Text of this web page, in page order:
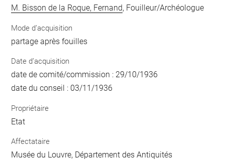
M. Bisson de la Roque, Fernand, Fouilleur/Archéologue
Mode d’acquisition
partage après fouilles
Date d’acquisition
date de comité/commission : 29/10/1936
date du conseil : 03/11/1936
Propriétaire
Etat
Affectataire
Musée du Louvre, Département des Antiquités